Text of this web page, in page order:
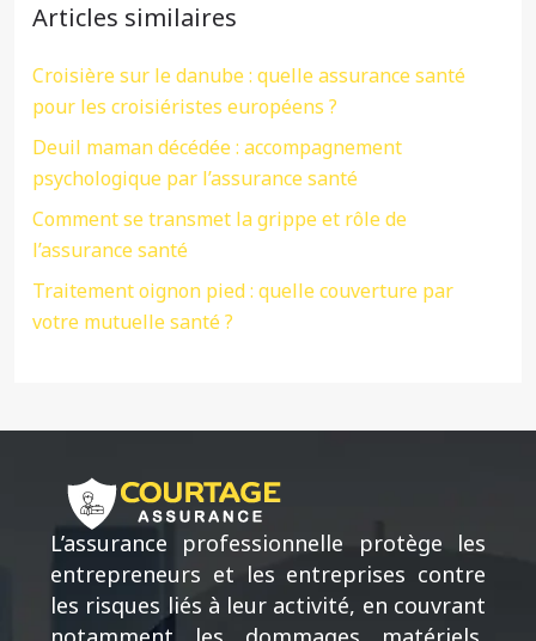
Articles similaires
Croisière sur le danube : quelle assurance santé
pour les croisiéristes européens ?
Deuil maman décédée : accompagnement
psychologique par l’assurance santé
Comment se transmet la grippe et rôle de
l’assurance santé
Traitement oignon pied : quelle couverture par
votre mutuelle santé ?
L’assurance professionnelle protège les
entrepreneurs et les entreprises contre
les risques liés à leur activité, en couvrant